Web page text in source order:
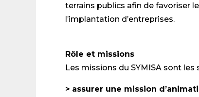
terrains publics afin de favoriser
l’implantation d’entreprises.
Rôle et missions
Les missions du SYMISA sont les
> assurer une mission